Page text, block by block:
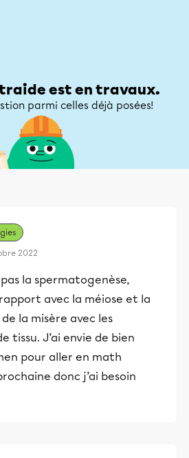
est en travaux.
parmi celles déjà posées!
2022
la spermatogenèse,
avec la méiose et la
de la misère avec les
tissu. J’ai envie de bien
pour aller en math
donc j’ai besoin